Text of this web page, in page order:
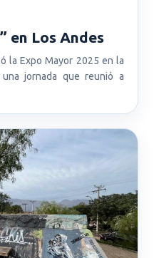
en Los Andes
la Expo Mayor 2025 en la
jornada que reunió a